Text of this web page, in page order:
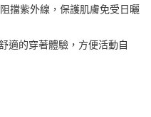
戶可立即使用無須另外申請。
立後會自動跳轉到大哥付的交易
、繳款截止日，確認付款後即完
擋紫外線，保護肌膚免受日曬
適的穿著體驗，方便活動自